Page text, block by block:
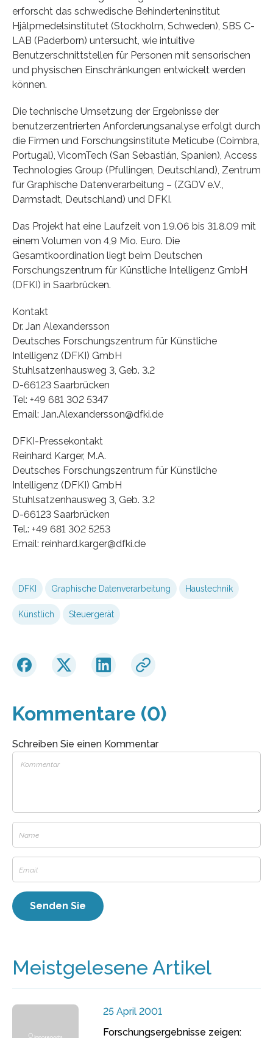
erforscht das schwedische Behinderteninstitut
Hjälpmedelsinstitutet (Stockholm, Schweden), SBS C-
LAB (Paderborn) untersucht, wie intuitive
Benutzerschnittstellen für Personen mit sensorischen
und physischen Einschränkungen entwickelt werden
können.
Die technische Umsetzung der Ergebnisse der
benutzerzentrierten Anforderungsanalyse erfolgt durch
die Firmen und Forschungsinstitute Meticube (Coimbra,
Portugal), VicomTech (San Sebastián, Spanien), Access
Technologies Group (Pfullingen, Deutschland), Zentrum
für Graphische Datenverarbeitung – (ZGDV e.V.,
Darmstadt, Deutschland) und DFKI.
Das Projekt hat eine Laufzeit von 1.9.06 bis 31.8.09 mit
einem Volumen von 4,9 Mio. Euro. Die
Gesamtkoordination liegt beim Deutschen
Forschungszentrum für Künstliche Intelligenz GmbH
(DFKI) in Saarbrücken.
Kontakt
Dr. Jan Alexandersson
Deutsches Forschungszentrum für Künstliche
Intelligenz (DFKI) GmbH
Stuhlsatzenhausweg 3, Geb. 3.2
D-66123 Saarbrücken
Tel: +49 681 302 5347
Email: Jan.Alexandersson@dfki.de
DFKI-Pressekontakt
Reinhard Karger, M.A.
Deutsches Forschungszentrum für Künstliche
Intelligenz (DFKI) GmbH
Stuhlsatzenhausweg 3, Geb. 3.2
D-66123 Saarbrücken
Tel.: +49 681 302 5253
Email: reinhard.karger@dfki.de
DFKI Graphische Datenverarbeitung Haustechnik
Künstlich Steuergerät
Kommentare (0)
Schreiben Sie einen Kommentar
Meistgelesene Artikel
25 April 2001
Forschungsergebnisse zeigen: